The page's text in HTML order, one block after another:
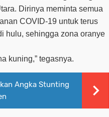
Dirinya meminta semua
COVID-19 untuk terus
hulu, sehingga zona oranye
kuning,” tegasnya.
Angka Stunting